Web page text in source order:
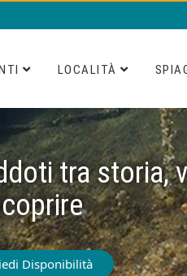
LOCALITÀ
tra storia,
Disponibilità